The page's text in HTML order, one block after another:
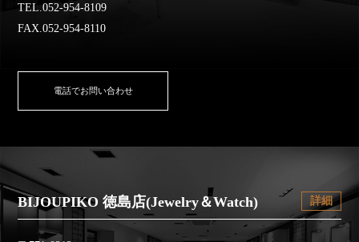
TEL.052-954-8109
FAX.052-954-8110
電話でお問い合わせ
BIJOUPIKO 徳島店(Jewelry＆Watch) 詳細